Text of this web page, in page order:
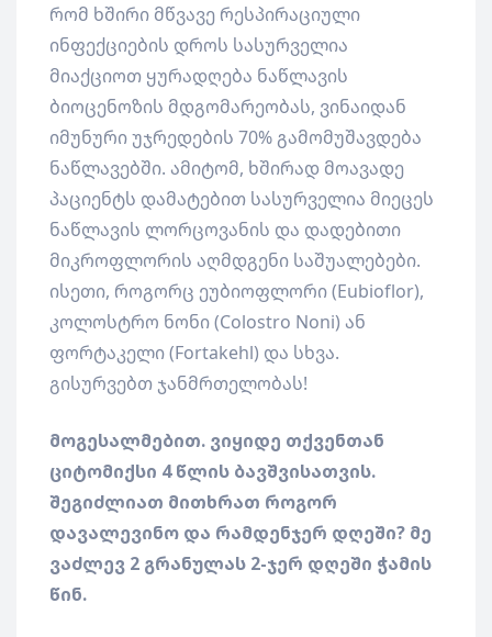
რომ ხშირი მწვავე რესპირაციული
ინფექციების დროს სასურველია
მიაქციოთ ყურადღება ნაწლავის
ბიოცენოზის მდგომარეობას, ვინაიდან
იმუნური უჯრედების 70% გამომუშავდება
ნაწლავებში. ამიტომ, ხშირად მოავადე
პაციენტს დამატებით სასურველია მიეცეს
ნაწლავის ლორცოვანის და დადებითი
მიკროფლორის აღმდგენი საშუალებები.
ისეთი, როგორც ეუბიოფლორი (Eubioflor),
კოლოსტრო ნონი (Colostro Noni) ან
ფორტაკელი (Fortakehl) და სხვა.
გისურვებთ ჯანმრთელობას!
მოგესალმებით. ვიყიდე თქვენთან
ციტომიქსი 4 წლის ბავშვისათვის.
შეგიძლიათ მითხრათ როგორ
დავალევინო და რამდენჯერ დღეში? მე
ვაძლევ 2 გრანულას 2-ჯერ დღეში ჭამის
წინ.